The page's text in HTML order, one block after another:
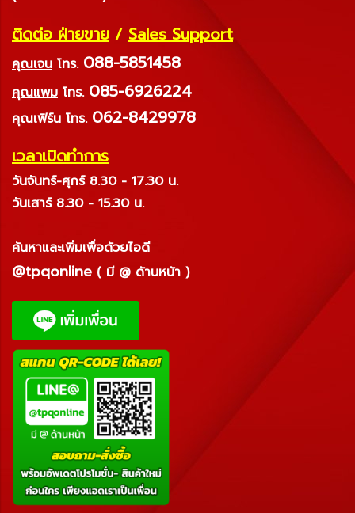
ติดต่อ ฝ่ายขาย / Sales Support
คุณเจน โทร. 088-5851458
คุณแพม โทร. 085-6926224
คุณเฟิร์น โทร. 062-8429978
เวลาเปิดทำการ
วันจันทร์-ศุกร์ 8.30 - 17.30 น.
วันเสาร์ 8.30 - 15.30 น.
ค้นหาและเพิ่มเพื่อด้วยไอดี
@tpqonline ( มี @ ด้านหน้า )